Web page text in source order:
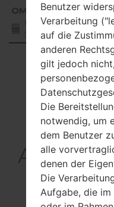
OMC
United
States
Artikel
Benutzer
Verarbeitung
auf die
anderen
gilt jedoch
Die
notwendig, um
dem Benutzer
alle
denen der
Die
Aufgabe, die